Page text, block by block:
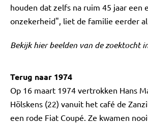
houden dat zelfs na ruim 45 jaar een
onzekerheid", liet de familie eerder
Bekijk hier beelden van de zoektocht
Terug naar 1974
Op 16 maart 1974 vertrokken Hans
Hölskens (22) vanuit het café de
een rode Fiat Coupé. Ze kwamen